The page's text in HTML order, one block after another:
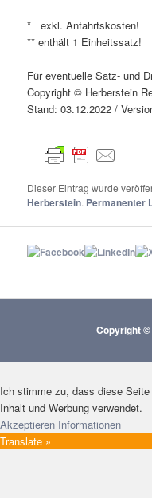
* exkl. Anfahrtskosten!
** enthält 1 Einheitssatz!
Für eventuelle Satz- und
Copyright © Herberstein
Stand: 03.12.2022 /
Dieser Eintrag wurde
Herberstein. Permanenter
Copyright
Ich stimme zu, dass diese
Inhalt und Werbung verwendet.
Akzeptieren Informationen
Translate »